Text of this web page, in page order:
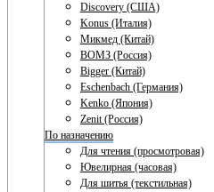
Discovery (США)
Konus (Италия)
Микмед (Китай)
ВОМЗ (Россия)
Bigger (Китай)
Eschenbach (Германия)
Kenko (Япония)
Zenit (Россия)
По назначению
Для чтения (просмотровая)
Ювелирная (часовая)
Для шитья (текстильная)